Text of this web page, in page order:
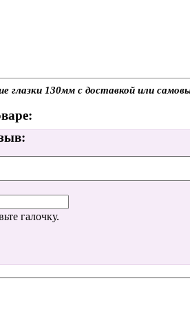
глазки 130мм с доставкой или
галочку.